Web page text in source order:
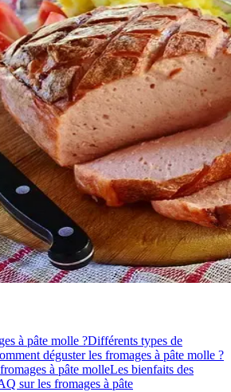
à pâte molle ?Différents types de
déguster les fromages à pâte molle ?
à pâte molleLes bienfaits des
sur les fromages à pâte